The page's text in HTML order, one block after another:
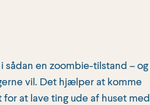
sådan en zoombie-tilstand – og
vil. Det hjælper at komme
at lave ting ude af huset med